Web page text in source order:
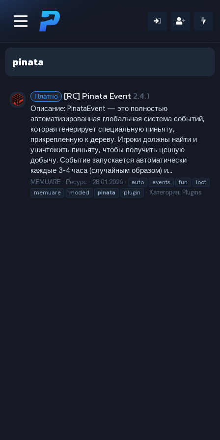
pinata
Платно [RC] Pinata Event2.4.1
Описание: PinataEvent — это полностью
автоматизированная глобальная система событий,
которая генерирует специальную пиньяту,
прикрепленную к дереву. Игроки должны найти и
уничтожить пиньяту, чтобы получить ценную
добычу. Событие запускается автоматически
каждые 3–4 часа (случайным образом) и...
MEMUARE Ресурс 28.01.2026 auto events fun
loot
memuare
moded pinata plugin Категория: Plugins